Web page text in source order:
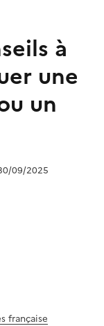
à
une
un
09/2025
par courriel
française